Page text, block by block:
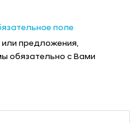
поле
или предложения,
обязательно с Вами